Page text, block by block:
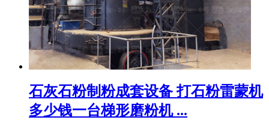
石灰石粉制粉成套设备 打石粉雷蒙机
多少钱一台梯形磨粉机 ...